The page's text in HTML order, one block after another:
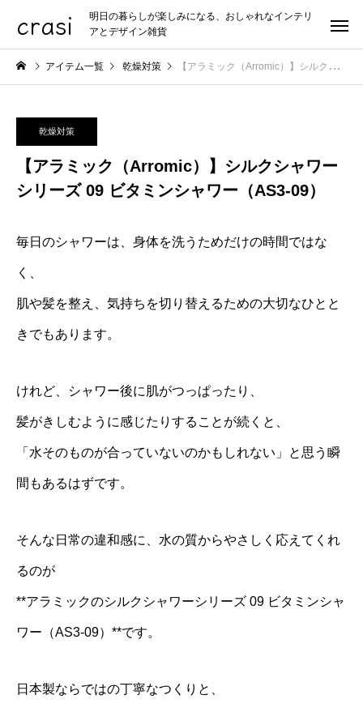
crasi
明日の暮らしが楽しみになる、おしゃれなインテリ
アとデザイン雑貨
アイテム一覧 乾燥対策 【アラミック（Arromic）】シルクシャワーシリーズ 09 ビタミンシャワー（AS3-09）
乾燥対策
【アラミック（Arromic）】シルクシャワー
シリーズ 09 ビタミンシャワー（AS3-09）
毎日のシャワーは、身体を洗うためだけの時間ではな
く、
肌や髪を整え、気持ちを切り替えるための大切なひとと
きでもあります。
けれど、シャワー後に肌がつっぱったり、
髪がきしむように感じたりすることが続くと、
「水そのものが合っていないのかもしれない」と思う瞬
間もあるはずです。
そんな日常の違和感に、水の質からやさしく応えてくれ
るのが
**アラミックのシルクシャワーシリーズ 09 ビタミンシャ
ワー（AS3-09）**です。
日本製ならではの丁寧なつくりと、